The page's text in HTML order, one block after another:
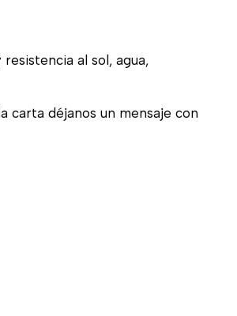
al sol, agua,
carta déjanos un mensaje con